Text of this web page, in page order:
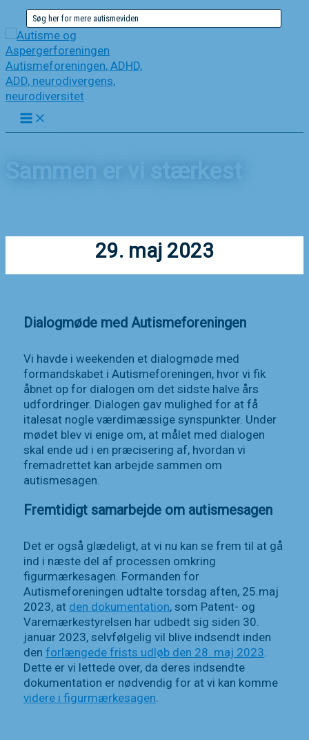
til
indholdet
Søg
efter:
Sammen er vi stærkest
29. maj 2023
Dialogmøde med Autismeforeningen
Vi havde i weekenden et dialogmøde med
formandskabet i Autismeforeningen, hvor vi fik
åbnet op for dialogen om det sidste halve års
udfordringer. Dialogen gav mulighed for at få
italesat nogle værdimæssige synspunkter. Under
mødet blev vi enige om, at målet med dialogen
skal ende ud i en præcisering af, hvordan vi
fremadrettet kan arbejde sammen om
autismesagen.
Fremtidigt samarbejde om autismesagen
Det er også glædeligt, at vi nu kan se frem til at gå
ind i næste del af processen omkring
figurmærkesagen. Formanden for
Autismeforeningen udtalte torsdag aften, 25.maj
2023, at den dokumentation, som Patent- og
Varemærkestyrelsen har udbedt sig siden 30.
januar 2023, selvfølgelig vil blive indsendt inden
denforlængede frists udløb den 28. maj 2023.
Dette er vi lettede over, da deres indsendte
dokumentation er nødvendig for at vi kan komme
videre i figurmærkesagen.